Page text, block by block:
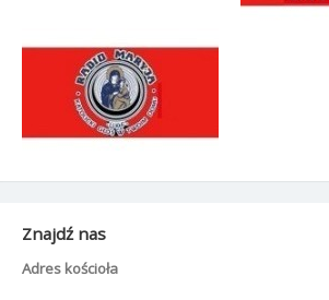
Znajdź nas
Adres kościoła